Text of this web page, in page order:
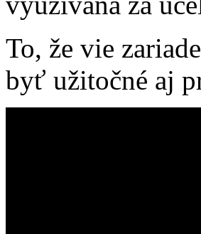
To, že vie
byť užitočné aj